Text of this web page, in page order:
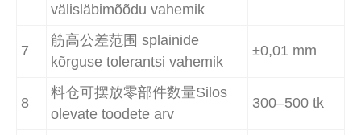
välisläbimõõdu vahemik
7
筋高公差范围 splainide
kõrguse tolerantsi vahemik
±0,01 mm
8
料仓可摆放零部件数量Silos
olevate toodete arv
300–500 tk